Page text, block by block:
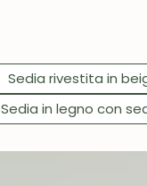
Sedia rivestita in
Sedia in legno con